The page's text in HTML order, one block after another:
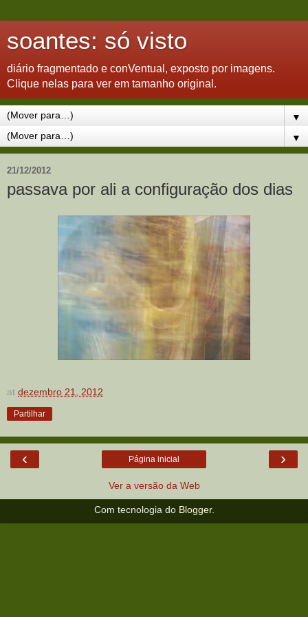
soantes: só visto
diário fragmentado e conVentual, exposto por imagens.
Clique nelas para ver em tamanho original.
▼
▼
21/12/2012
passava por ali a configuração dos dias
at dezembro 21, 2012
Partilhar
‹ ›
Página inicial
Ver a versão da Web
Com tecnologia do Blogger.